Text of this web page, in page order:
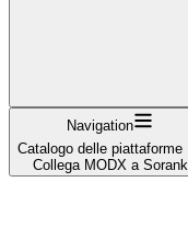
Navigation
Catalogo delle piattaforme
Collega MODX a Sorank